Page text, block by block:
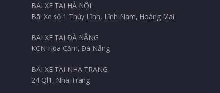
BÃI XE TẠI HÀ NỘI
Bãi Xe số 1 Thúy Lĩnh, Lĩnh Nam, Hoàng Mai
BÃI XE TẠI ĐÀ NẴNG
KCN Hòa Cầm, Đà Nẵng
BÃI XE TẠI NHA TRANG
24 Ql1, Nha Trang